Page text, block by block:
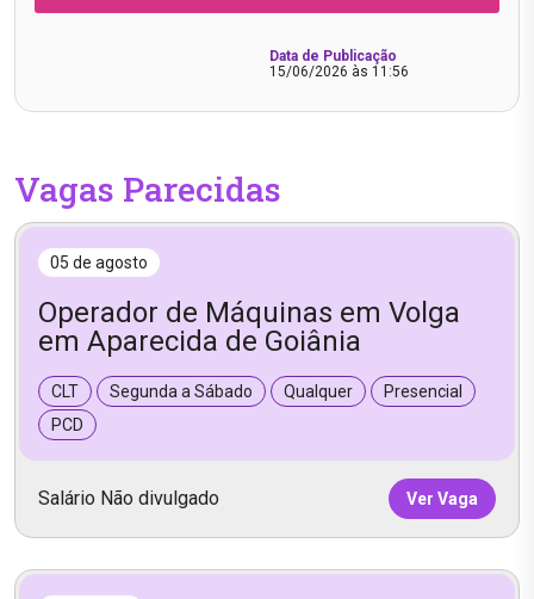
Data de Publicação
15/06/2026 às 11:56
Vagas Parecidas
05 de agosto
Operador de Máquinas em Volga
em Aparecida de Goiânia
CLT Segunda a Sábado Qualquer
Presencial
PCD
Salário Não divulgado Ver Vaga